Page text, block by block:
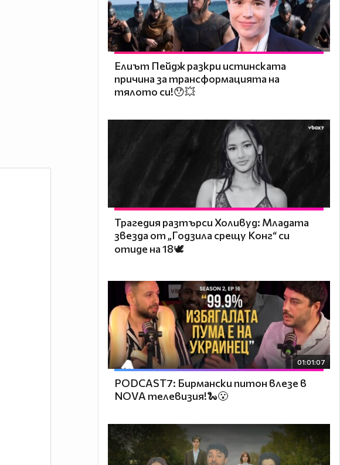
Елиът Пейдж разкри истинската
причина за трансформацията на
тялото си!😯💥
Трагедия разтърси Холивуд: Младата
звезда от „Годзила срещу Конг“ си
отиде на 18🕊️
01:01:07
PODCAST7: Бирмански питон влезе в
NOVA телевизия!🐍😮